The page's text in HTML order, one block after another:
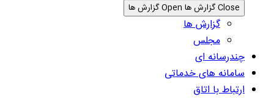
Close گزارش ها Open گزارش ها
گزارش ها
مجلس
چندرسانه ای
سامانه های خدماتی
ارتباط با اتاق